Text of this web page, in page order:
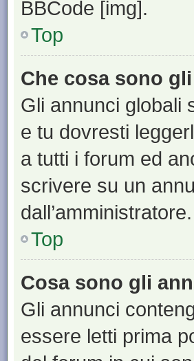
BBCode [img].
Top
Che cosa sono
Gli annunci globali
e tu dovresti
a tutti i forum ed
scrivere su un
dall’amministratore.
Top
Cosa sono gli
Gli annunci
essere letti prima